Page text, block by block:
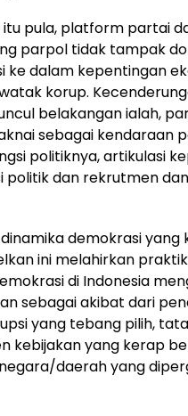
itu pula, platform partai
parpol tidak tampak
ke dalam kepentingan
korup.
belakangan ialah,
sebagai kendaraan
politiknya, artikulasi
politik dan rekrutmen
demokrasi yang
ini melahirkan
di Indonesia
sebagai akibat dari
yang tebang pilih,
kebijakan yang kerap
daerah yang